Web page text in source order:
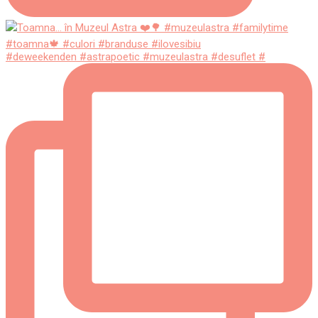
#deweekenden #astrapoetic #muzeulastra #desuflet #